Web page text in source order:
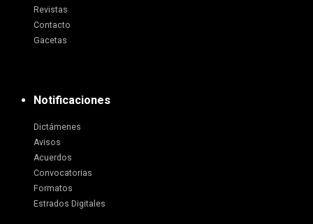
Revistas
Contacto
Gacetas
Notificaciones
Dictámenes
Avisos
Acuerdos
Convocatorias
Formatos
Estrados Digitales